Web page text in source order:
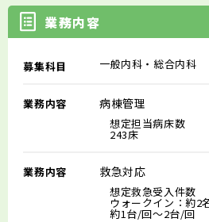
業務内容
募集科目 一般内科・総合内科
業務内容 病棟管理
想定担当病床数
243床
業務内容 救急対応
想定救急受入件数
ウォークイン：約2
約1台/回～2台/回